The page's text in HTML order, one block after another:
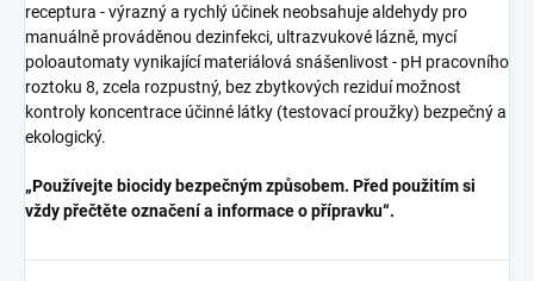
receptura - výrazný a rychlý účinek neobsahuje aldehydy pro
manuálně prováděnou dezinfekci, ultrazvukové lázně, mycí
poloautomaty vynikající materiálová snášenlivost - pH pracovního
roztoku 8, zcela rozpustný, bez zbytkových reziduí možnost
kontroly koncentrace účinné látky (testovací proužky) bezpečný a
ekologický.
„Používejte biocidy bezpečným způsobem. Před použitím si
vždy přečtěte označení a informace o přípravku“.